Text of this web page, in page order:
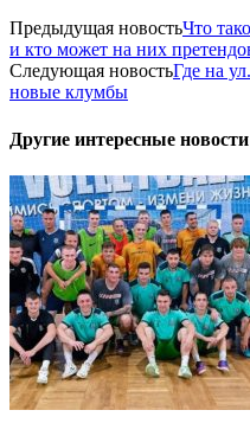
Предыдущая новостьЧто
и кто может на них
Следующая новостьГде на
новые клумбы
Другие интересные новости